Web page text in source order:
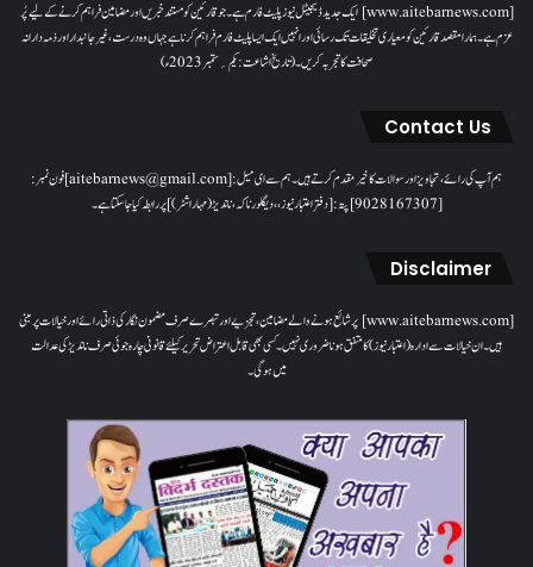
[www.aitebarnews.com] ایک جدید ڈیجیٹل نیوز پلیٹ فارم ہے۔ جو قارئین کو مستند خبریں اور مضامین فراہم کرنے کے لیے پُر
عزم ہے۔ ہمارا مقصدقارئین کو معیاری تخلیقات تک رسائی اور انہیں ایک ایسا پلیٹ فارم فراہم کرنا ہے جہاں وہ درست، غیر جانبدار اور ذمہ دارانہ
صحافت کا تجربہ کریں۔( تاریخ اشاعت : یکم؍ ستمبر 2023ء)
Contact Us
ہم آپ کی رائے، تجاویز اور سوالات کا خیرمقدم کرتے ہیں۔ ہم سےای میل: [aitebarnews@gmail.com]فون نمبر:
[9028167307]پتہ: [دفتر اعتبار نیوز، ، دیگلور ناکہ، ناندیڑ(مہاراشٹر) ] پر رابطہ کیا جاسکتا ہے۔
Disclaimer
[www.aitebarnews.com] پر شائع ہونے والے مضامین، تجزیے اور تبصرے صرف مضمون نگار کی ذاتی رائے اور خیالات پر مبنی
ہیں۔ ان خیالات سے ادارہ (اعتبار نیوز) کا متفق ہونا ضروری نہیں۔ کسی بھی قابل اعتراض تحریر کیلئے قانونی چارہ جوئی صرف ناندیڑ کی عدالت
میں ہوگی۔